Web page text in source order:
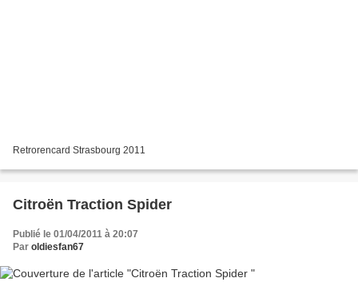
Retrorencard Strasbourg 2011
Citroën Traction Spider
Publié le 01/04/2011 à 20:07
Par oldiesfan67